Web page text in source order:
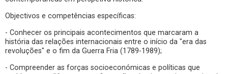
Objectivos e competências específicas:
- Conhecer os principais acontecimentos que marcaram a
história das relações internacionais entre o início da "era das
revoluções" e o fim da Guerra Fria (1789-1989);
- Compreender as forças socioeconómicas e políticas que